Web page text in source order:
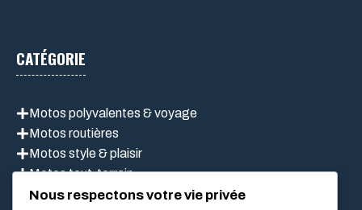
CATÉGORIE
Motos polyvalentes & voyage
Motos routières
Motos style & plaisir
Motos tout-terrain
Scooter
Nous respectons votre vie privée